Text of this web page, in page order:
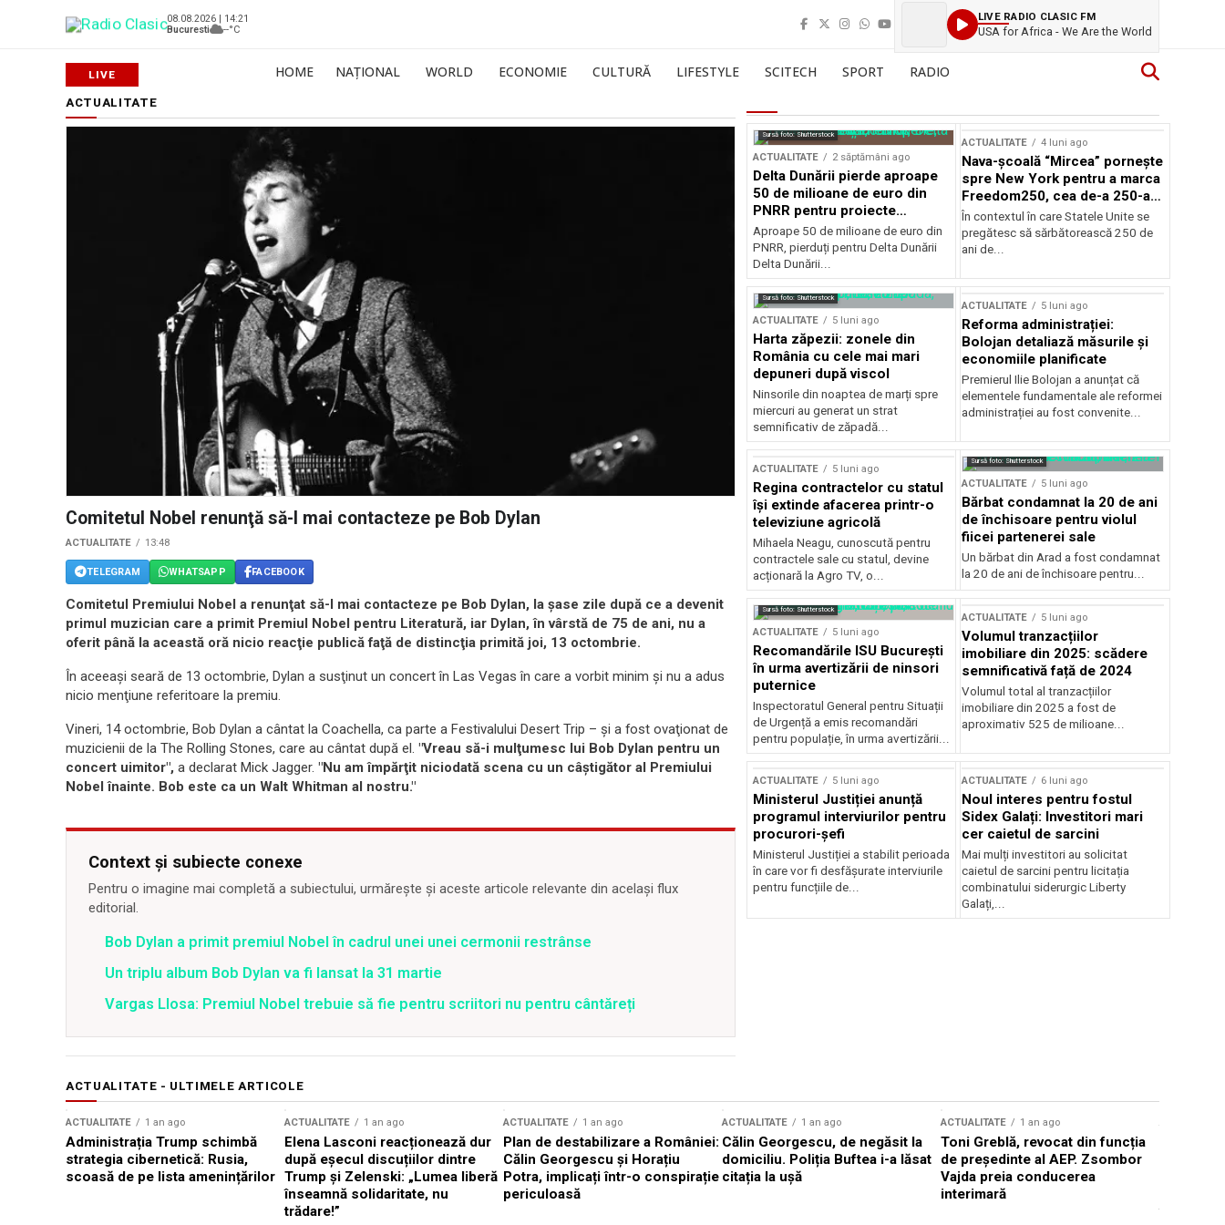
08.08.2026 | 14:21
Bucuresti
--°C
LIVE RADIO CLASIC FM
USA for Africa - We Are the World
HOME NAȚIONAL WORLD ECONOMIE CULTURĂ LIFESTYLE SCITECH SPORT RADIO
ACTUALITATE
Comitetul Nobel renunţă să-l mai contacteze pe Bob Dylan
ACTUALITATE 13:48
TELEGRAM WHATSAPP FACEBOOK
Comitetul Premiului Nobel a renunţat să-l mai contacteze pe Bob Dylan, la şase zile după ce a devenit
primul muzician care a primit Premiul Nobel pentru Literatură, iar Dylan, în vârstă de 75 de ani, nu a
oferit până la această oră nicio reacţie publică faţă de distincţia primită joi, 13 octombrie.
În aceeaşi seară de 13 octombrie, Dylan a susţinut un concert în Las Vegas în care a vorbit minim şi nu a adus
nicio menţiune referitoare la premiu.
Vineri, 14 octombrie, Bob Dylan a cântat la Coachella, ca parte a Festivalului Desert Trip – şi a fost ovaţionat de
muzicienii de la The Rolling Stones, care au cântat după el. "Vreau să-i mulţumesc lui Bob Dylan pentru un
concert uimitor", a declarat Mick Jagger. "Nu am împărţit niciodată scena cu un câştigător al Premiului
Nobel înainte. Bob este ca un Walt Whitman al nostru."
Context și subiecte conexe
Pentru o imagine mai completă a subiectului, urmărește și aceste articole relevante din același flux
editorial.
Bob Dylan a primit premiul Nobel în cadrul unei unei cermonii restrânse
Un triplu album Bob Dylan va fi lansat la 31 martie
Vargas Llosa: Premiul Nobel trebuie să fie pentru scriitori nu pentru cântăreți
Sursă foto: Shutterstock
ACTUALITATE 2 săptămâni ago
Delta Dunării pierde aproape
50 de milioane de euro din
PNRR pentru proiecte
esențiale
Aproape 50 de milioane de euro din
PNRR, pierduți pentru Delta Dunării
Delta Dunării...
ACTUALITATE 4 luni ago
Nava-școală “Mircea” pornește
spre New York pentru a marca
Freedom250, cea de-a 250-a
aniversare a Statelor Unite
În contextul în care Statele Unite se
pregătesc să sărbătorească 250 de
ani de...
Sursă foto: Shutterstock
ACTUALITATE 5 luni ago
Harta zăpezii: zonele din
România cu cele mai mari
depuneri după viscol
Ninsorile din noaptea de marți spre
miercuri au generat un strat
semnificativ de zăpadă...
ACTUALITATE 5 luni ago
Reforma administrației:
Bolojan detaliază măsurile și
economiile planificate
Premierul Ilie Bolojan a anunțat că
elementele fundamentale ale reformei
administrației au fost convenite...
ACTUALITATE 5 luni ago
Regina contractelor cu statul
își extinde afacerea printr-o
televiziune agricolă
Mihaela Neagu, cunoscută pentru
contractele sale cu statul, devine
acționară la Agro TV, o...
Sursă foto: Shutterstock
ACTUALITATE 5 luni ago
Bărbat condamnat la 20 de ani
de închisoare pentru violul
fiicei partenerei sale
Un bărbat din Arad a fost condamnat
la 20 de ani de închisoare pentru...
Sursă foto: Shutterstock
ACTUALITATE 5 luni ago
Recomandările ISU București
în urma avertizării de ninsori
puternice
Inspectoratul General pentru Situații
de Urgență a emis recomandări
pentru populație, în urma avertizării...
ACTUALITATE 5 luni ago
Volumul tranzacțiilor
imobiliare din 2025: scădere
semnificativă față de 2024
Volumul total al tranzacțiilor
imobiliare din 2025 a fost de
aproximativ 525 de milioane...
ACTUALITATE 5 luni ago
Ministerul Justiției anunță
programul interviurilor pentru
procurori-șefi
Ministerul Justiției a stabilit perioada
în care vor fi desfășurate interviurile
pentru funcțiile de...
ACTUALITATE 6 luni ago
Noul interes pentru fostul
Sidex Galați: Investitori mari
cer caietul de sarcini
Mai mulți investitori au solicitat
caietul de sarcini pentru licitația
combinatului siderurgic Liberty
Galați,...
ACTUALITATE - ULTIMELE ARTICOLE
ACTUALITATE 1 an ago
Administrația Trump schimbă
strategia cibernetică: Rusia,
scoasă de pe lista amenințărilor
ACTUALITATE 1 an ago
Elena Lasconi reacționează dur
după eșecul discuțiilor dintre
Trump și Zelenski: „Lumea liberă
înseamnă solidaritate, nu
trădare!”
ACTUALITATE 1 an ago
Plan de destabilizare a României:
Călin Georgescu și Horațiu
Potra, implicați într-o conspirație
periculoasă
ACTUALITATE 1 an ago
Călin Georgescu, de negăsit la
domiciliu. Poliția Buftea i-a lăsat
citația la ușă
ACTUALITATE 1 an ago
Toni Greblă, revocat din funcția
de președinte al AEP. Zsombor
Vajda preia conducerea
interimară